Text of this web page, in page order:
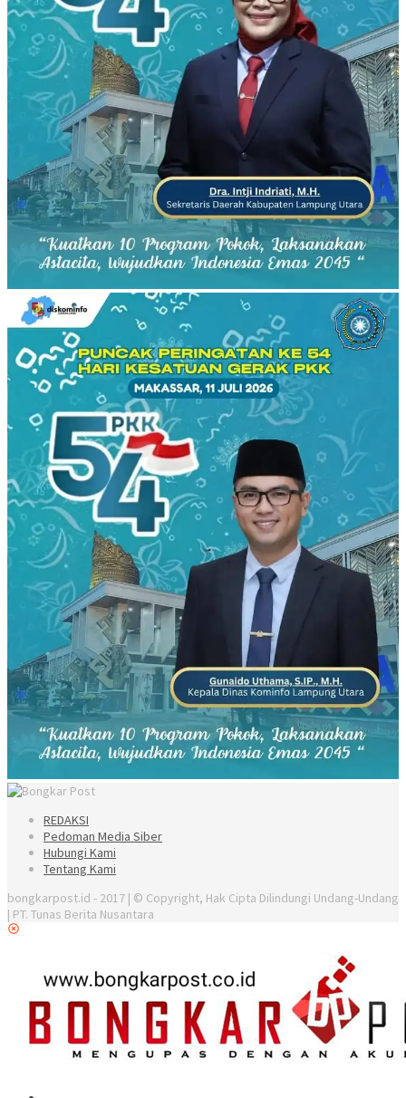
REDAKSI
Pedoman Media Siber
Hubungi Kami
Tentang Kami
bongkarpost.id - 2017 | © Copyright, Hak Cipta Dilindungi Undang-Undang
| PT. Tunas Berita Nusantara